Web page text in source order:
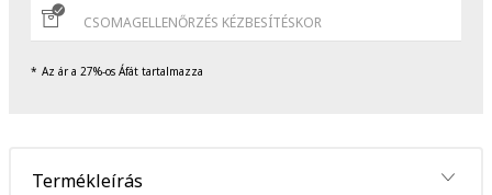
CSOMAGELLENŐRZÉS KÉZBESÍTÉSKOR
Az ár a 27%-os Áfát tartalmazza
Termékleírás